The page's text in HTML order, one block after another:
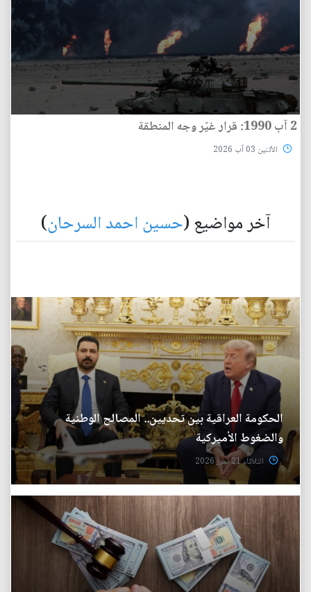
2 آب 1990: قرار غيّر وجه المنطقة
الأثنين 03 آب 2026
آخر مواضيع (حسين احمد السرحان)
الحكومة العراقية بين تحديين.. المصالح الوطنية
والضغوط الأميركية
الثلاثاء 21 تموز 2026